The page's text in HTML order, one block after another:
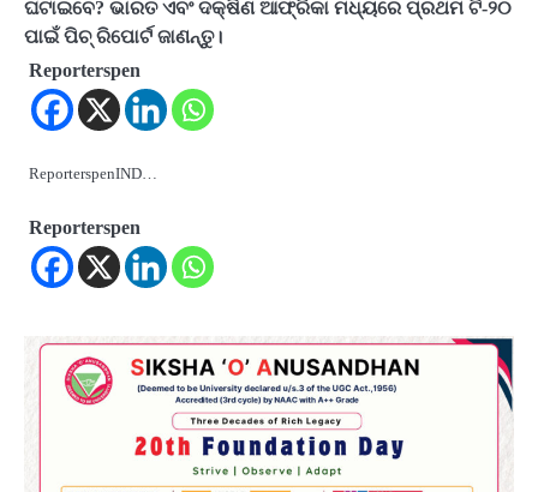
ଘଟାଇବେ? ଭାରତ ଏବଂ ଦକ୍ଷିଣ ଆଫ୍ରିକା ମଧ୍ୟରେ ପ୍ରଥମ ଟି-୨୦
ପାଇଁ ପିଚ୍ ରିପୋର୍ଟ ଜାଣନ୍ତୁ।
Reporterspen
ReporterspenIND…
Reporterspen